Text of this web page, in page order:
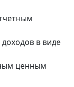
в виде
ценным